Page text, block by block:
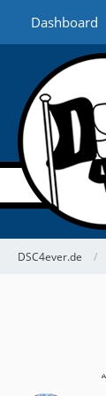
Dashboard
DSC4ever.de